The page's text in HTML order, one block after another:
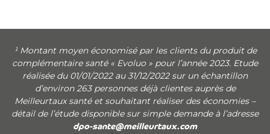
¹ Montant moyen économisé par les clients du produit de
complémentaire santé « Evoluo » pour l’année 2023. Etude
réalisée du 01/01/2022 au 31/12/2022 sur un échantillon
d’environ 263 personnes déjà clientes auprès de
Meilleurtaux santé et souhaitant réaliser des économies –
détail de l’étude disponible sur simple demande à l’adresse
dpo-sante@meilleurtaux.com